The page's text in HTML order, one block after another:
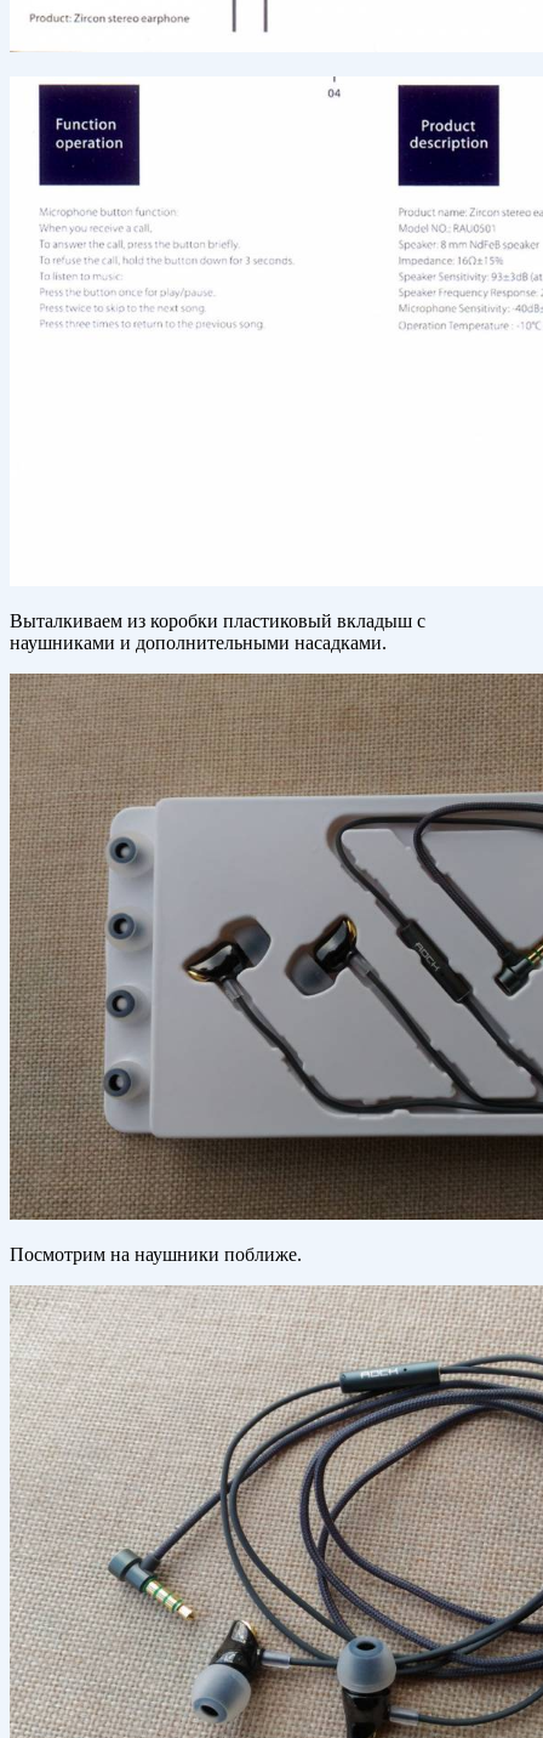
Выталкиваем из коробки пластиковый вкладыш с
наушниками и дополнительными насадками.
Посмотрим на наушники поближе.